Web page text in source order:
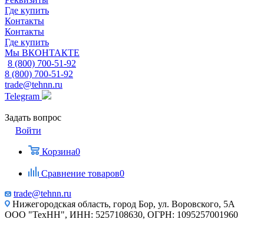
Где купить
Контакты
Контакты
Где купить
Мы ВКОНТАКТЕ
8 (800) 700-51-92
8 (800) 700-51-92
trade@tehnn.ru
Telegram
Задать вопрос
Войти
Корзина0
Сравнение товаров0
trade@tehnn.ru
Нижегородская область, город Бор, ул. Воровского, 5А
ООО "ТехНН", ИНН: 5257108630, ОГРН: 1095257001960